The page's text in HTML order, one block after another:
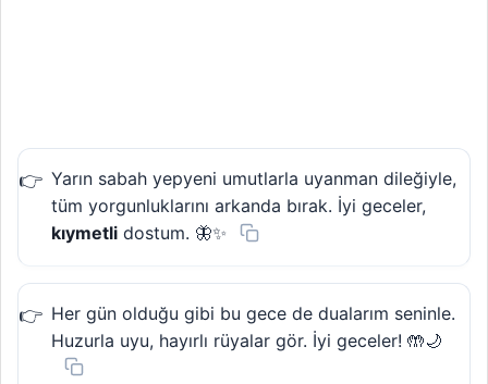
Yarın sabah yepyeni umutlarla uyanman dileğiyle,
tüm yorgunluklarını arkanda bırak. İyi geceler,
kıymetli dostum. 🦋✨
Her gün olduğu gibi bu gece de dualarım seninle.
Huzurla uyu, hayırlı rüyalar gör. İyi geceler! 🤲🌙